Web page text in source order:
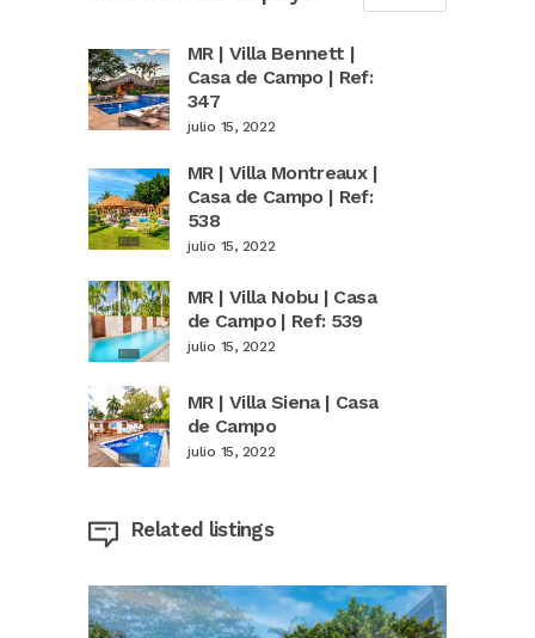
MR | Villa Bennett |
Casa de Campo | Ref:
347
julio 15, 2022
MR | Villa Montreaux |
Casa de Campo | Ref:
538
julio 15, 2022
MR | Villa Nobu | Casa
de Campo | Ref: 539
julio 15, 2022
MR | Villa Siena | Casa
de Campo
julio 15, 2022
Related listings